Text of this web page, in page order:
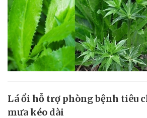
Lá ổi hỗ trợ phòng bệnh tiêu
mưa kéo dài